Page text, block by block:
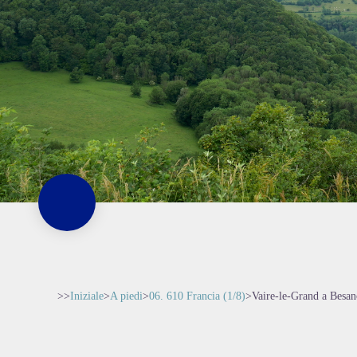
>>Iniziale>A piedi>06. 610 Francia (1/8)>Vaire-le-Grand a